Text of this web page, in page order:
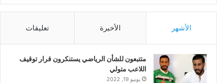
الأشهر الأخيرة تعليقات
متتبعون للشأن الرياضي يستنكرون قرار توقيف
اللاعب متولي
يونيو 19, 2022